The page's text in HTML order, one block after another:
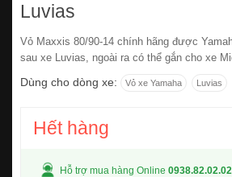
Luvias
Vỏ Maxxis 80/90-14 chính hãng được
sau xe Luvias, ngoài ra có thể gắn cho xe
Dùng cho dòng xe: Vỏ xe Yamaha Luvias
Hết hàng
Hỗ trợ mua hàng Online 0938.82.02.02